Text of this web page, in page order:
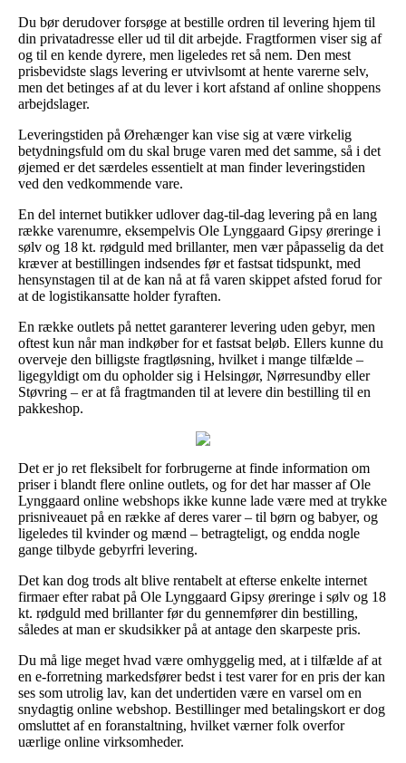
Du bør derudover forsøge at bestille ordren til levering hjem til
din privatadresse eller ud til dit arbejde. Fragtformen viser sig af
og til en kende dyrere, men ligeledes ret så nem. Den mest
prisbevidste slags levering er utvivlsomt at hente varerne selv,
men det betinges af at du lever i kort afstand af online shoppens
arbejdslager.
Leveringstiden på Ørehænger kan vise sig at være virkelig
betydningsfuld om du skal bruge varen med det samme, så i det
øjemed er det særdeles essentielt at man finder leveringstiden
ved den vedkommende vare.
En del internet butikker udlover dag-til-dag levering på en lang
række varenumre, eksempelvis Ole Lynggaard Gipsy øreringe i
sølv og 18 kt. rødguld med brillanter, men vær påpasselig da det
kræver at bestillingen indsendes før et fastsat tidspunkt, med
hensynstagen til at de kan nå at få varen skippet afsted forud for
at de logistikansatte holder fyraften.
En række outlets på nettet garanterer levering uden gebyr, men
oftest kun når man indkøber for et fastsat beløb. Ellers kunne du
overveje den billigste fragtløsning, hvilket i mange tilfælde –
ligegyldigt om du opholder sig i Helsingør, Nørresundby eller
Støvring – er at få fragtmanden til at levere din bestilling til en
pakkeshop.
Det er jo ret fleksibelt for forbrugerne at finde information om
priser i blandt flere online outlets, og for det har masser af Ole
Lynggaard online webshops ikke kunne lade være med at trykke
prisniveauet på en række af deres varer – til børn og babyer, og
ligeledes til kvinder og mænd – betragteligt, og endda nogle
gange tilbyde gebyrfri levering.
Det kan dog trods alt blive rentabelt at efterse enkelte internet
firmaer efter rabat på Ole Lynggaard Gipsy øreringe i sølv og 18
kt. rødguld med brillanter før du gennemfører din bestilling,
således at man er skudsikker på at antage den skarpeste pris.
Du må lige meget hvad være omhyggelig med, at i tilfælde af at
en e-forretning markedsfører bedst i test varer for en pris der kan
ses som utrolig lav, kan det undertiden være en varsel om en
snydagtig online webshop. Bestillinger med betalingskort er dog
omsluttet af en foranstaltning, hvilket værner folk overfor
uærlige online virksomheder.